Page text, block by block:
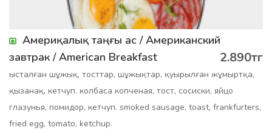
Америқалық таңғы ас / Американский
завтрак / Аmerican Breakfast
2.890тг
ысталған шұжық, тосттар, шұжықтар, қуырылған жұмыртқа,
қызанақ, кетчуп. колбаса копченая, тост, сосиски, яйцо
глазунья, помидор, кетчуп. smoked sausage, toast, frankfurters,
fried egg, tomato, ketchup.